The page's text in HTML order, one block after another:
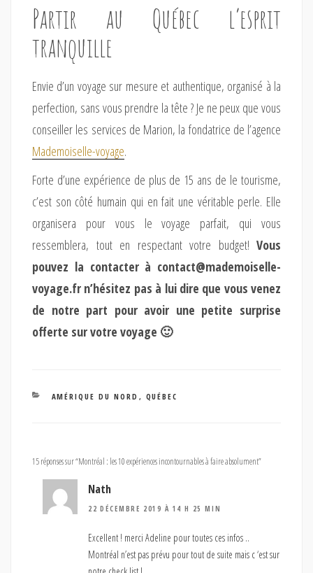
Partir au Québec l’esprit
tranquille
Envie d’un voyage sur mesure et authentique, organisé à la
perfection, sans vous prendre la tête ? Je ne peux que vous
conseiller les services de Marion, la fondatrice de l’agence
Mademoiselle-voyage.
Forte d’une expérience de plus de 15 ans de le tourisme,
c’est son côté humain qui en fait une véritable perle. Elle
organisera pour vous le voyage parfait, qui vous
ressemblera, tout en respectant votre budget! Vous
pouvez la contacter à contact@mademoiselle-
voyage.fr n’hésitez pas à lui dire que vous venez
de notre part pour avoir une petite surprise
offerte sur votre voyage 🙂
CATÉGORIES
AMÉRIQUE DU NORD , QUÉBEC
15 réponses sur “Montréal : les 10 expériences incontournables à faire absolument”
Nath
22 DÉCEMBRE 2019 À 14 H 25 MIN
Excellent ! merci Adeline pour toutes ces infos ..
Montréal n’est pas prévu pour tout de suite mais c ‘est sur